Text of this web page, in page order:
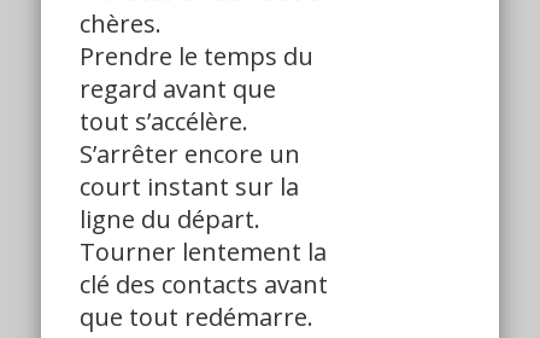
chères.
Prendre le temps du
regard avant que
tout s’accélère.
S’arrêter encore un
court instant sur la
ligne du départ.
Tourner lentement la
clé des contacts avant
que tout redémarre.